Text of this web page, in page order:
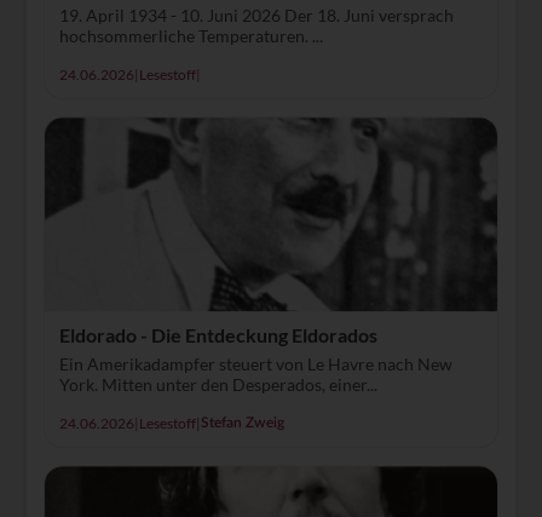
19. April 1934 - 10. Juni 2026 Der 18. Juni versprach
hochsommerliche Temperaturen. ...
24.06.2026| Lesestoff|
Eldorado - Die Entdeckung Eldorados
Ein Amerikadampfer steuert von Le Havre nach New
York. Mitten unter den Desperados, einer...
24.06.2026| Lesestoff| Stefan Zweig